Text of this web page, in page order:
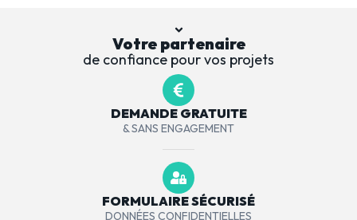
Votre partenaire
de confiance pour vos projets
DEMANDE GRATUITE
& SANS ENGAGEMENT
FORMULAIRE SÉCURISÉ
DONNÉES CONFIDENTIELLES